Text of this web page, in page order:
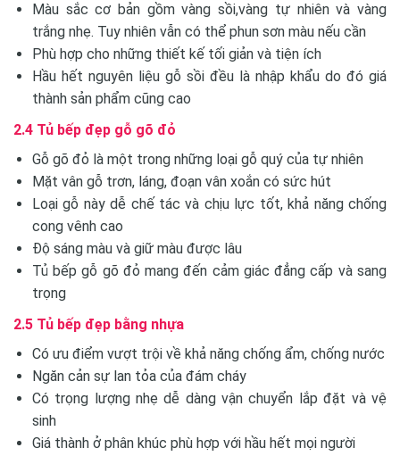
Màu sắc cơ bản gồm vàng sồi,vàng tự nhiên và vàng
trắng nhẹ. Tuy nhiên vẫn có thể phun sơn màu nếu cần
Phù hợp cho những thiết kế tối giản và tiện ích
Hầu hết nguyên liệu gỗ sồi đều là nhập khẩu do đó giá
thành sản phẩm cũng cao
2.4 Tủ bếp đẹp gỗ gõ đỏ
Gỗ gõ đỏ là một trong những loại gỗ quý của tự nhiên
Mặt vân gỗ trơn, láng, đoạn vân xoắn có sức hút
Loại gỗ này dễ chế tác và chịu lực tốt, khả năng chống
cong vênh cao
Độ sáng màu và giữ màu được lâu
Tủ bếp gỗ gõ đỏ mang đến cảm giác đẳng cấp và sang
trọng
2.5 Tủ bếp đẹp bằng nhựa
Có ưu điểm vượt trội về khả năng chống ẩm, chống nước
Ngăn cản sự lan tỏa của đám cháy
Có trọng lượng nhẹ dễ dàng vận chuyển lắp đặt và vệ
sinh
Giá thành ở phân khúc phù hợp với hầu hết mọi người